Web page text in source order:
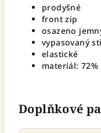
prodyšné
front zip
osazeno
vypasovaný
elastické
materiál:
Doplňkové